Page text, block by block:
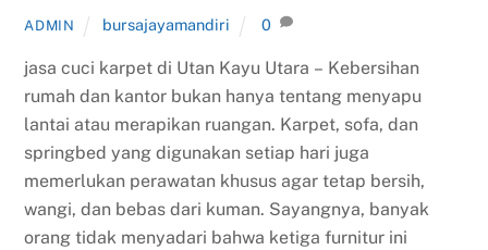
ADMIN bursajayamandiri 0
jasa cuci karpet di Utan Kayu Utara – Kebersihan
rumah dan kantor bukan hanya tentang menyapu
lantai atau merapikan ruangan. Karpet, sofa, dan
springbed yang digunakan setiap hari juga
memerlukan perawatan khusus agar tetap bersih,
wangi, dan bebas dari kuman. Sayangnya, banyak
orang tidak menyadari bahwa ketiga furnitur ini